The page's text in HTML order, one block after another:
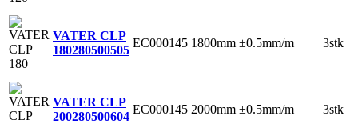
VATER CLP
180280500505
EC000145 1800mm ±0.5mm/m 3stk
VATER CLP
200280500604
EC000145 2000mm ±0.5mm/m 3stk